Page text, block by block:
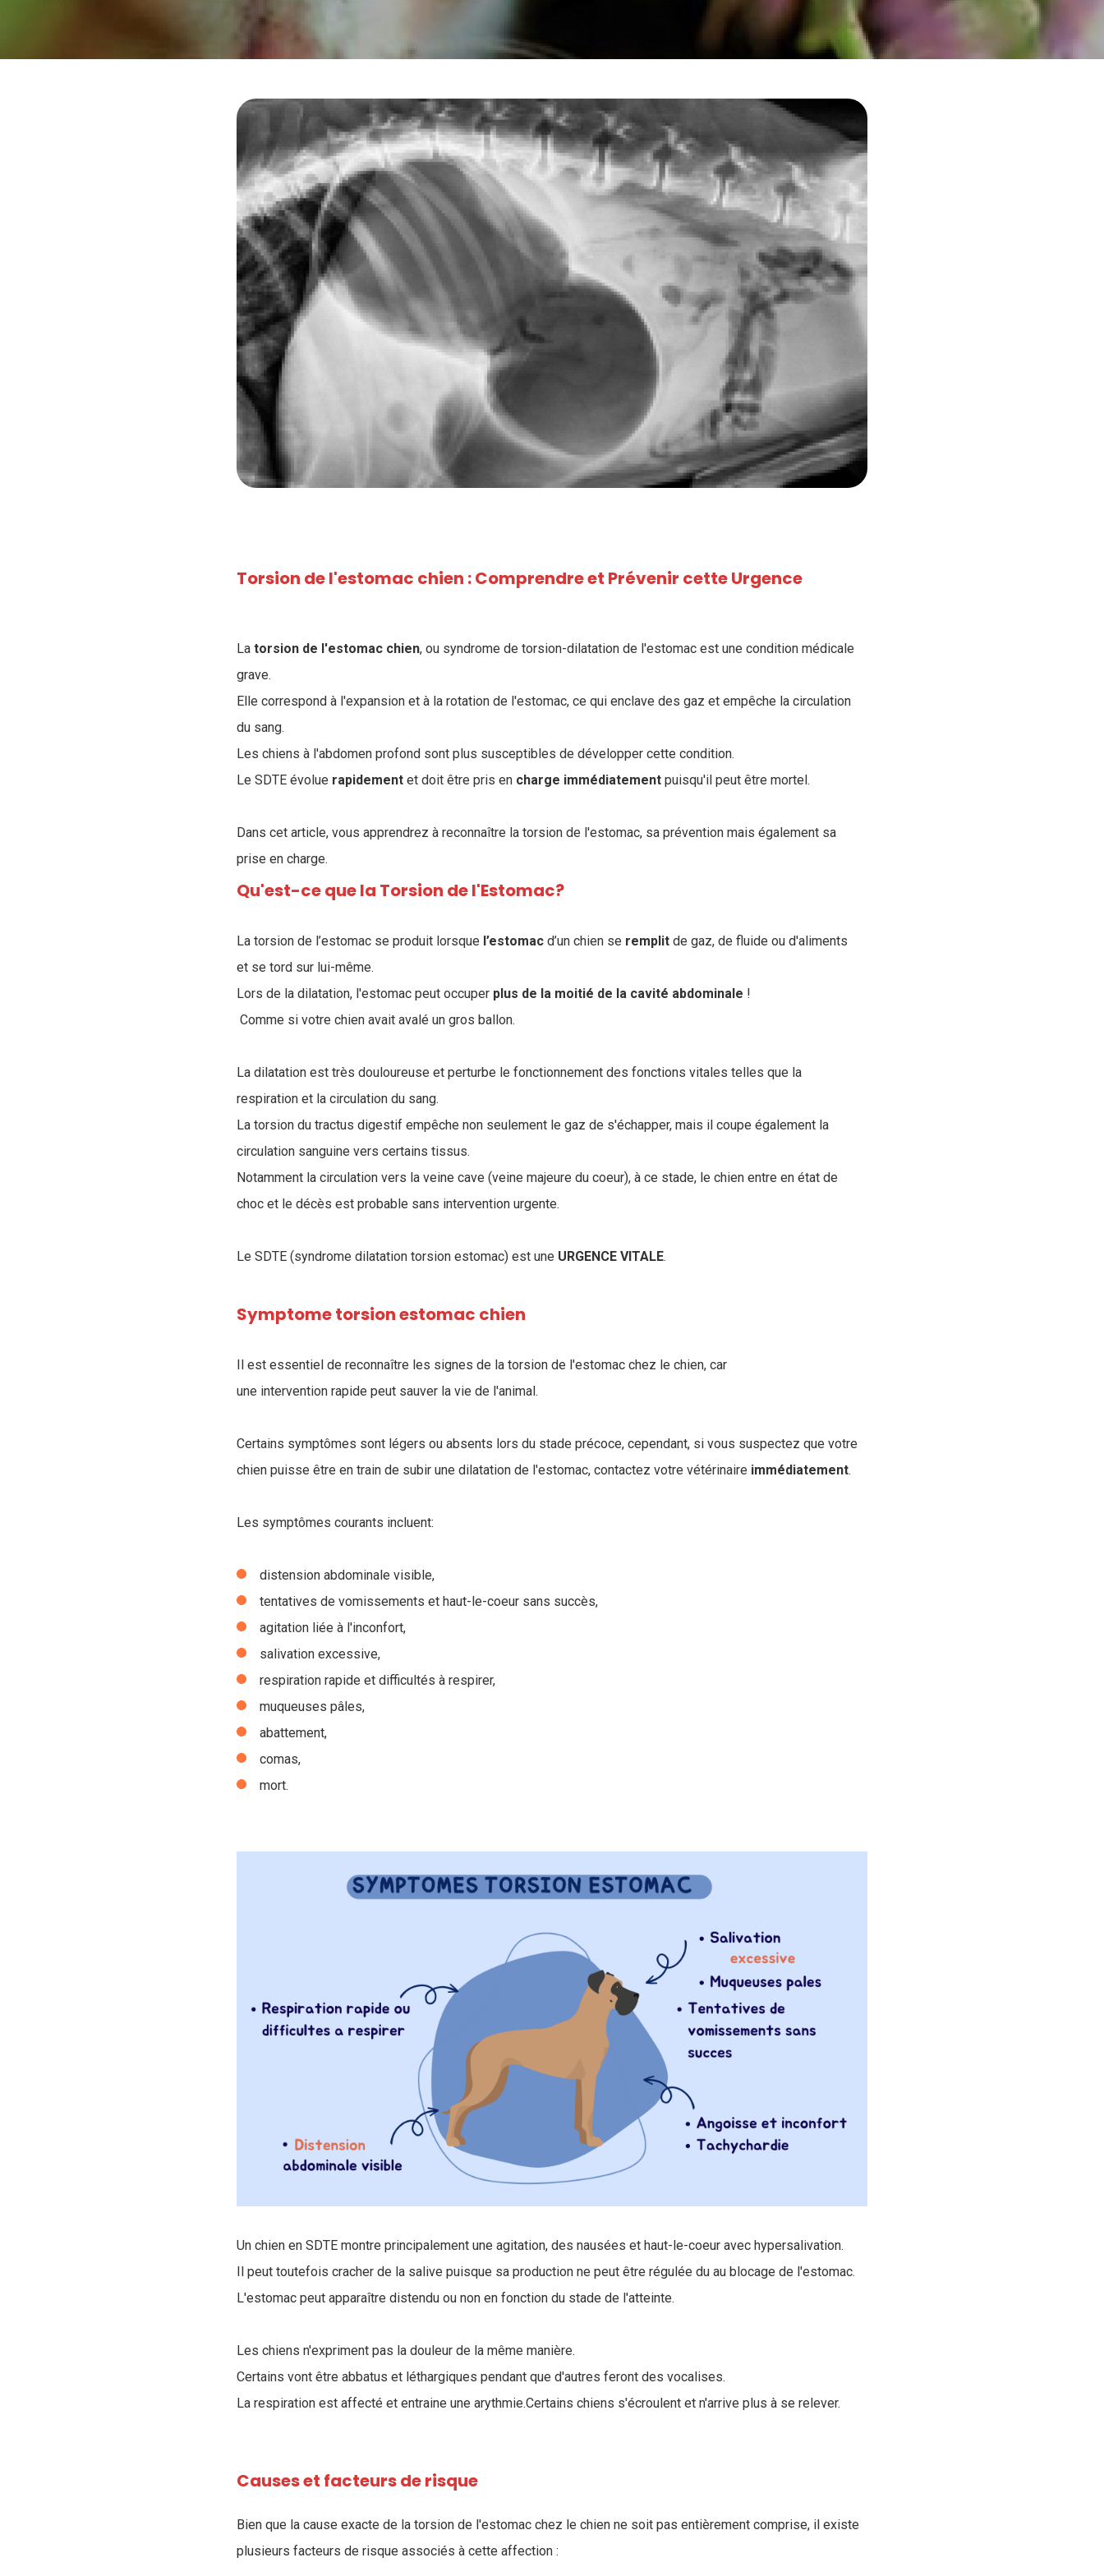
Torsion de l'estomac chien : Comprendre et Prévenir cette Urgence
La torsion de l'estomac chien, ou syndrome de torsion-dilatation de l'estomac est une condition médicale
grave.
Elle correspond à l'expansion et à la rotation de l'estomac, ce qui enclave des gaz et empêche la circulation
du sang.
Les chiens à l'abdomen profond sont plus susceptibles de développer cette condition.
Le SDTE évolue rapidement et doit être pris en charge immédiatement puisqu'il peut être mortel.
Dans cet article, vous apprendrez à reconnaître la torsion de l'estomac, sa prévention mais également sa
prise en charge.
Qu'est-ce que la Torsion de l'Estomac?
La torsion de l’estomac se produit lorsque l’estomac d’un chien se remplit de gaz, de fluide ou d'aliments
et se tord sur lui-même.
Lors de la dilatation, l'estomac peut occuper plus de la moitié de la cavité abdominale !
Comme si votre chien avait avalé un gros ballon.
La dilatation est très douloureuse et perturbe le fonctionnement des fonctions vitales telles que la
respiration et la circulation du sang.
La torsion du tractus digestif empêche non seulement le gaz de s'échapper, mais il coupe également la
circulation sanguine vers certains tissus.
Notamment la circulation vers la veine cave (veine majeure du coeur), à ce stade, le chien entre en état de
choc et le décès est probable sans intervention urgente.
Le SDTE (syndrome dilatation torsion estomac) est une URGENCE VITALE.
Symptome torsion estomac chien
Il est essentiel de reconnaître les signes de la torsion de l'estomac chez le chien, car
une intervention rapide peut sauver la vie de l'animal.
Certains symptômes sont légers ou absents lors du stade précoce, cependant, si vous suspectez que votre
chien puisse être en train de subir une dilatation de l'estomac, contactez votre vétérinaire immédiatement.
Les symptômes courants incluent:
distension abdominale visible,
tentatives de vomissements et haut-le-coeur sans succès,
agitation liée à l'inconfort,
salivation excessive,
respiration rapide et difficultés à respirer,
muqueuses pâles,
abattement,
comas,
mort.
Un chien en SDTE montre principalement une agitation, des nausées et haut-le-coeur avec hypersalivation.
Il peut toutefois cracher de la salive puisque sa production ne peut être régulée du au blocage de l'estomac.
L'estomac peut apparaître distendu ou non en fonction du stade de l'atteinte.
Les chiens n'expriment pas la douleur de la même manière.
Certains vont être abbatus et léthargiques pendant que d'autres feront des vocalises.
La respiration est affecté et entraine une arythmie.Certains chiens s'écroulent et n'arrive plus à se relever.
Causes et facteurs de risque
Bien que la cause exacte de la torsion de l'estomac chez le chien ne soit pas entièrement comprise, il existe
plusieurs facteurs de risque associés à cette affection :